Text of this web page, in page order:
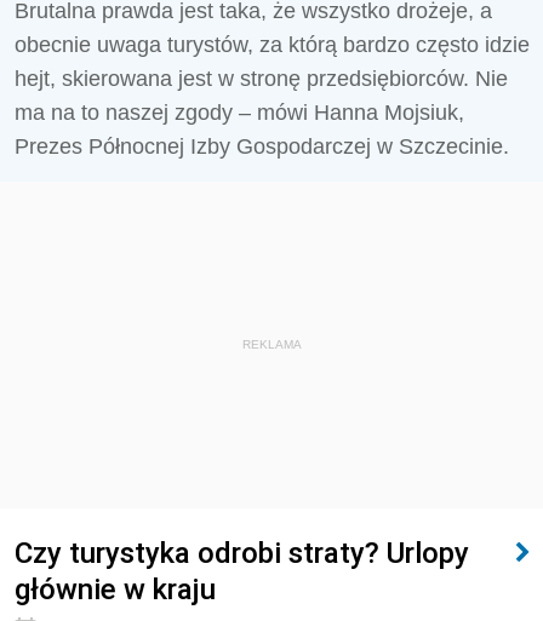
Brutalna prawda jest taka, że wszystko drożeje, a
obecnie uwaga turystów, za którą bardzo często idzie
hejt, skierowana jest w stronę przedsiębiorców. Nie
ma na to naszej zgody – mówi Hanna Mojsiuk,
Prezes Północnej Izby Gospodarczej w Szczecinie.
REKLAMA
Czy turystyka odrobi straty? Urlopy
głównie w kraju